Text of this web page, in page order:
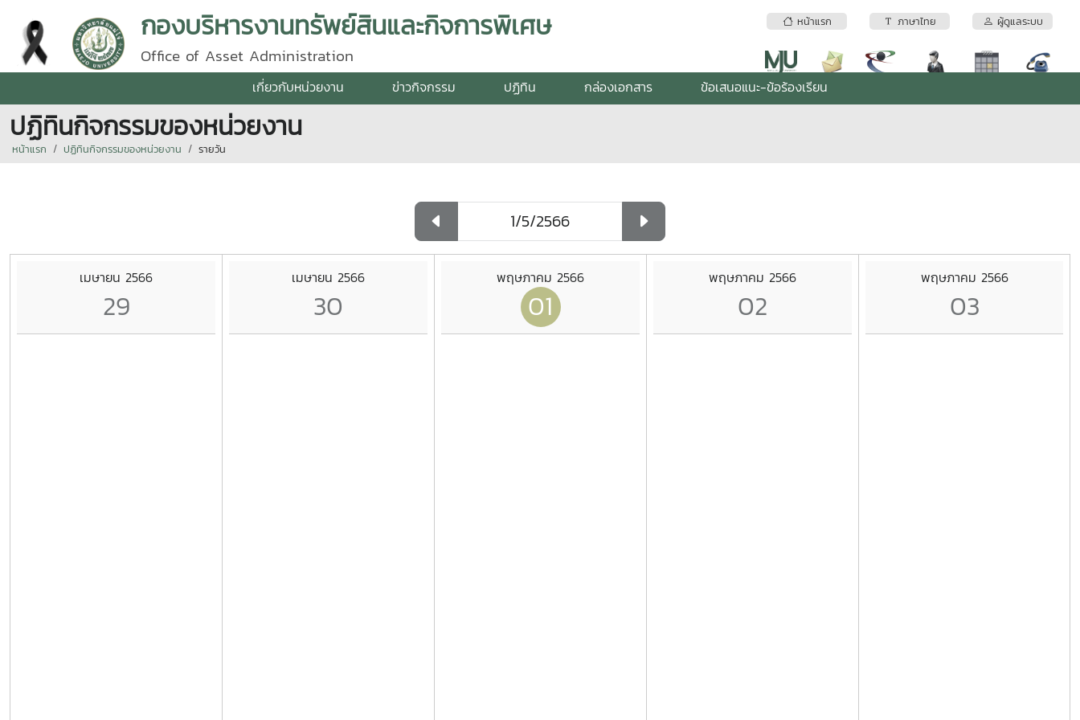
หน้าแรก ภาษาไทย ผู้ดูแลระบบ
กองบริหารงานทรัพย์สินและกิจการพิเศษ
Office of Asset Administration
เกี่ยวกับหน่วยงาน ข่าวกิจกรรม ปฏิทิน กล่องเอกสาร ข้อเสนอแนะ-ข้อร้องเรียน
ปฏิทินกิจกรรมของหน่วยงาน
หน้าแรก ปฏิทินกิจกรรมของหน่วยงาน รายวัน
เมษายน 2566
29
เมษายน 2566
30
พฤษภาคม 2566
01
พฤษภาคม 2566
02
พฤษภาคม 2566
03